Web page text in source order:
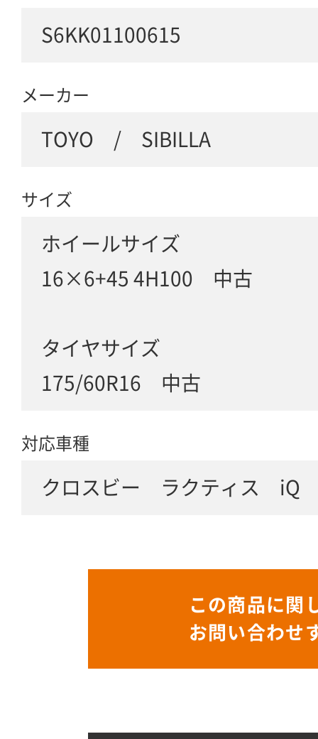
S6KK01100615
メーカー
TOYO / SIBILLA
サイズ
ホイールサイズ
16×6+45 4H100 中古
タイヤサイズ
175/60R16 中古
対応車種
クロスビー ラクティス iQ
この商品に関
お問い合わせ